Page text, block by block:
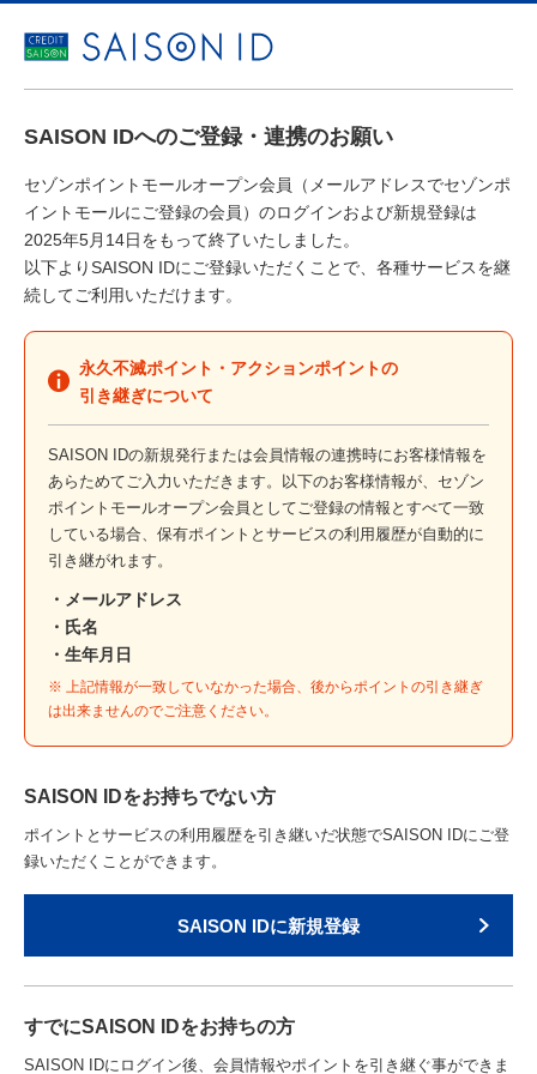
SAISON IDへのご登録・連携のお願い
セゾンポイントモールオープン会員（メールアドレスでセゾンポ
イントモールにご登録の会員）のログインおよび新規登録は
2025年5月14日をもって終了いたしました。
以下よりSAISON IDにご登録いただくことで、各種サービスを継
続してご利用いただけます。
永久不滅ポイント・アクションポイントの
引き継ぎについて
SAISON IDの新規発行または会員情報の連携時にお客様情報を
あらためてご入力いただきます。以下のお客様情報が、セゾン
ポイントモールオープン会員としてご登録の情報とすべて一致
している場合、保有ポイントとサービスの利用履歴が自動的に
引き継がれます。
メールアドレス
氏名
生年月日
※ 上記情報が一致していなかった場合、後からポイントの引き継ぎ
は出来ませんのでご注意ください。
SAISON IDをお持ちでない方
ポイントとサービスの利用履歴を引き継いだ状態でSAISON IDにご登
録いただくことができます。
SAISON IDに新規登録
すでにSAISON IDをお持ちの方
SAISON IDにログイン後、会員情報やポイントを引き継ぐ事ができま